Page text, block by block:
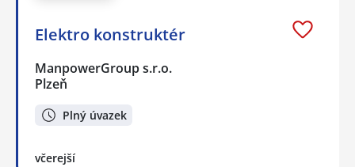
Elektro konstruktér
ManpowerGroup s.r.o.
Plzeň
Plný úvazek
včerejší